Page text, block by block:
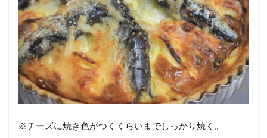
※チーズに焼き色がつくくらいまでしっかり焼く。